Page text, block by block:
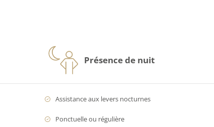
Présence de nuit
Assistance aux levers nocturnes
Ponctuelle ou régulière